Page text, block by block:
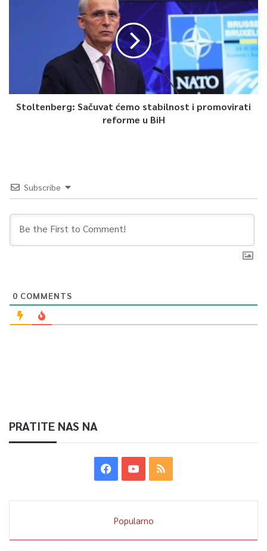
Stoltenberg: Sačuvat ćemo stabilnost i promovirati
reforme u BiH
Subscribe
0 COMMENTS
PRATITE NAS NA
Popularno